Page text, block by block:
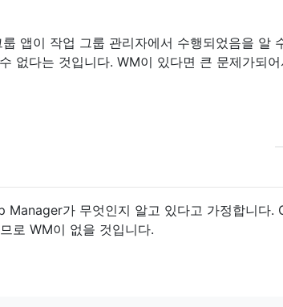
앱이 작업 그룹 관리자에서 수행되었음을 알
없다는 것입니다. WM이 있다면 큰 문제가되어
가 무엇인지 알고 있다고 가정합니다.
로 WM이 없을 것입니다.